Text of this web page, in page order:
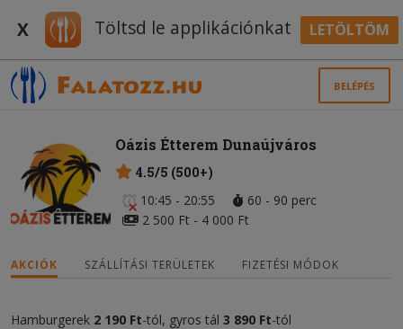
X Töltsd le applikációnkat LETÖLTÖM
BELÉPÉS
Oázis Étterem Dunaújváros
4.5/5 (500+)
10:45 - 20:55
60 - 90 perc
2 500 Ft - 4 000 Ft
AKCIÓK SZÁLLÍTÁSI TERÜLETEK FIZETÉSI MÓDOK
Hamburgerek 2 190 Ft-tól, gyros tál 3 890 Ft-tól